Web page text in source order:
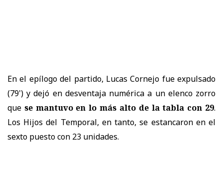
En el epílogo del partido, Lucas Cornejo fue expulsado
(79') y dejó en desventaja numérica a un elenco zorro
que se mantuvo en lo más alto de la tabla con 29.
Los Hijos del Temporal, en tanto, se estancaron en el
sexto puesto con 23 unidades.